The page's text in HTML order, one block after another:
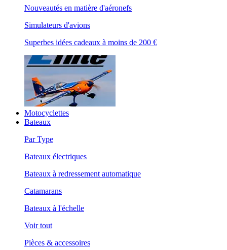
Nouveautés en matière d'aéronefs
Simulateurs d'avions
Superbes idées cadeaux à moins de 200 €
Motocyclettes
Bateaux
Par Type
Bateaux électriques
Bateaux à redressement automatique
Catamarans
Bateaux à l'échelle
Voir tout
Pièces & accessoires